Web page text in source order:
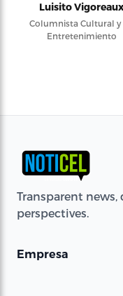
Luisito Vigoreaux
Columnista Cultural y
Entretenimiento
Transparent
perspectives.
Empresa